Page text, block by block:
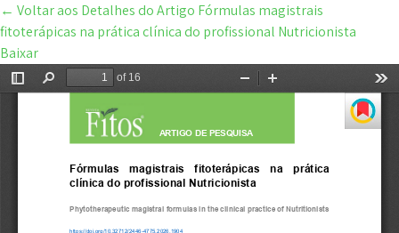
← Voltar aos Detalhes do Artigo Fórmulas magistrais
fitoterápicas na prática clínica do profissional Nutricionista
Baixar